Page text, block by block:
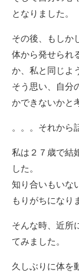
となりました。
その後、もしか
体から発せられ
か、私と同じよ
そう思い、自分
かできないかと
。。。それから
私は２７歳で結
した。
知り合いもいな
もりがちになり
そんな時、近所
てみました。
久しぶりに体を